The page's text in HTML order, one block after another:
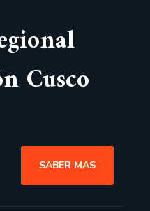
Cusco
SABER MAS